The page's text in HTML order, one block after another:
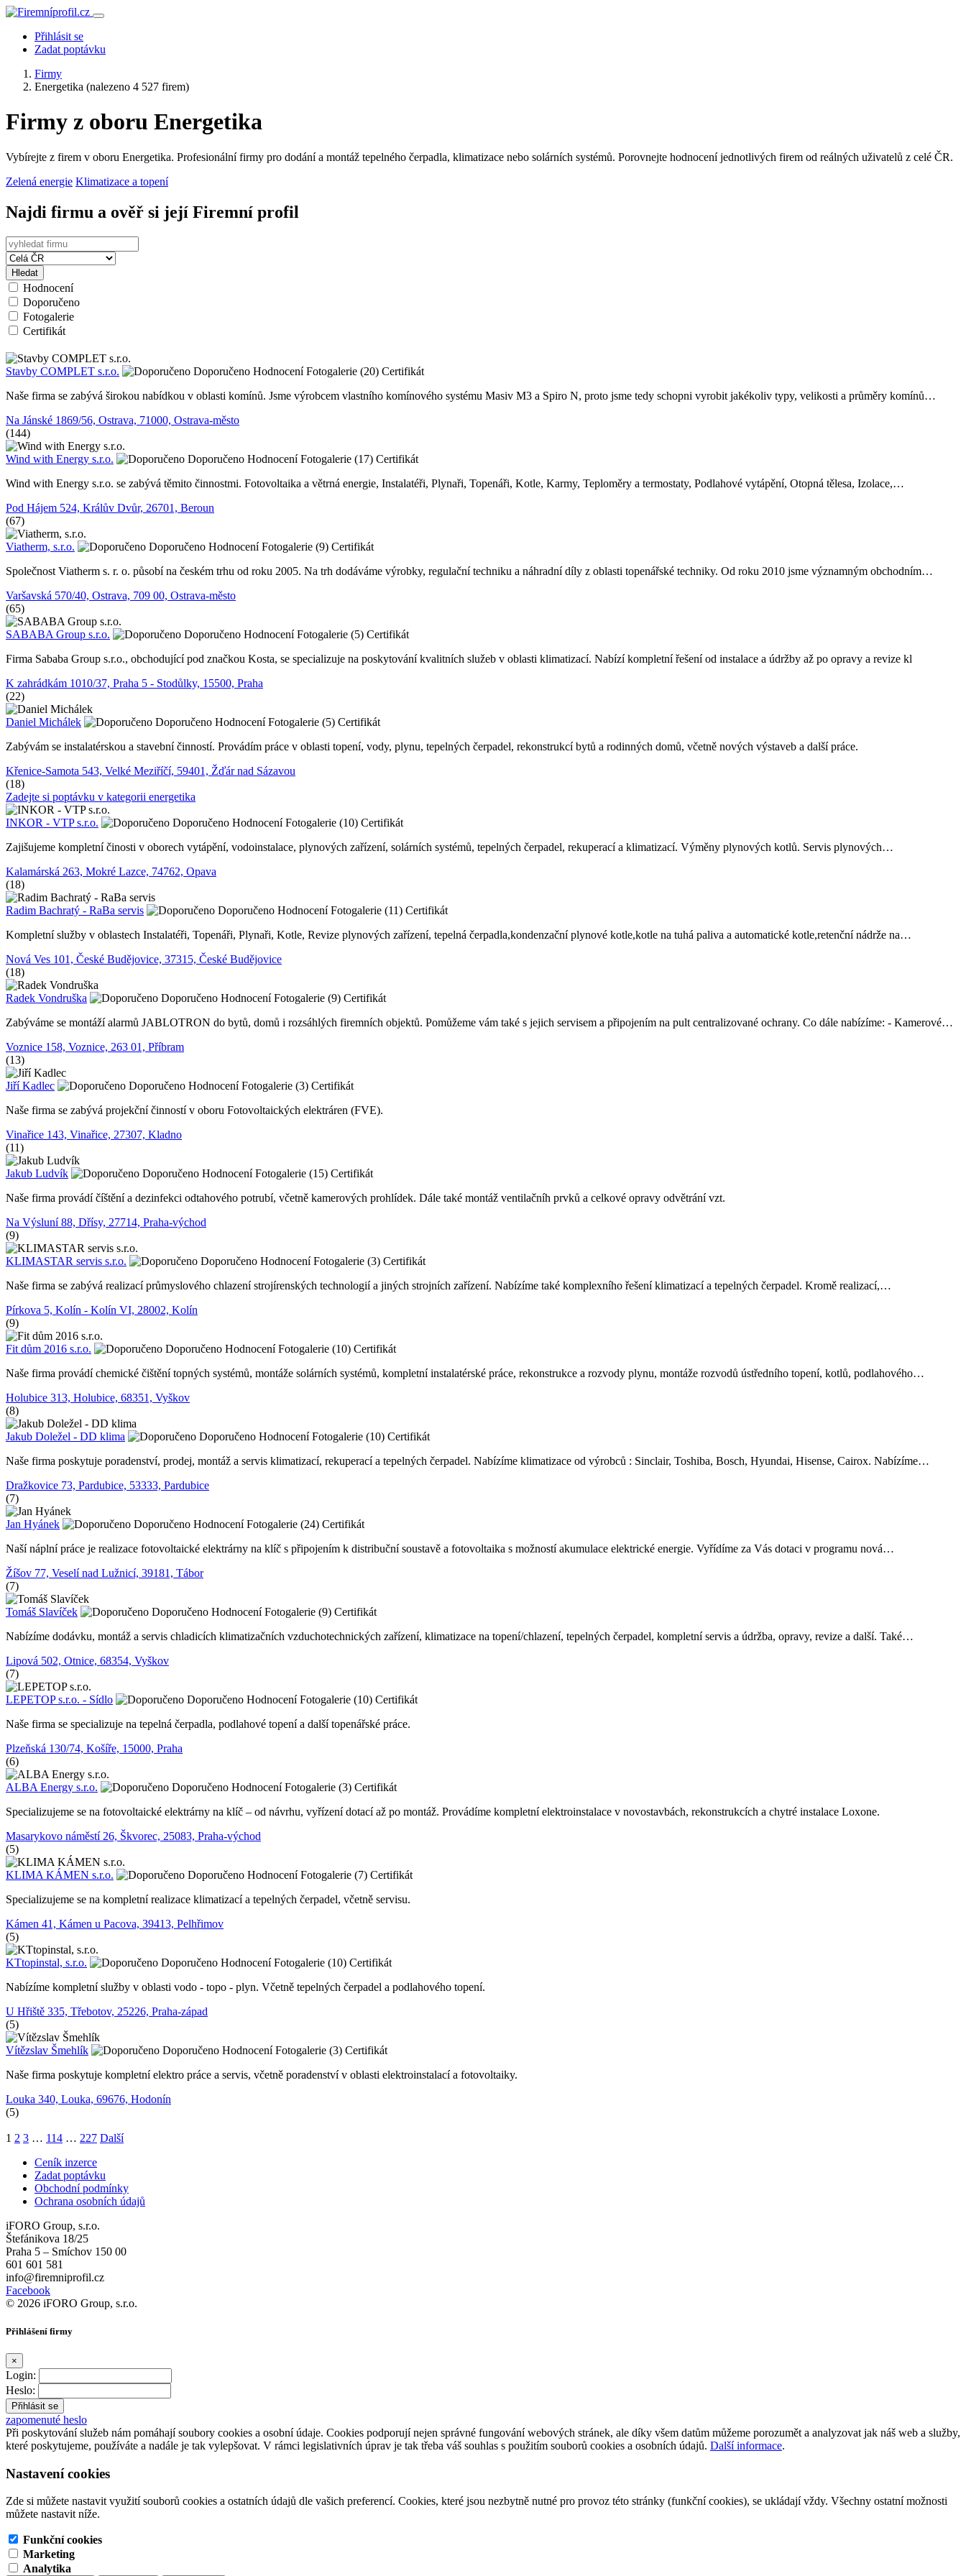
Přihlásit se
Zadat poptávku
Firmy
Energetika (nalezeno 4 527 firem)
Firmy z oboru Energetika
Vybírejte z firem v oboru Energetika. Profesionální firmy pro dodání a montáž tepelného čerpadla, klimatizace nebo solárních systémů. Porovnejte hodnocení jednotlivých firem od reálných uživatelů z celé ČR.
Zelená energie Klimatizace a topení
Najdi firmu a ověř si její Firemní profil
Hledat
Hodnocení
Doporučeno
Fotogalerie
Certifikát
Stavby COMPLET s.r.o. Doporučeno Hodnocení Fotogalerie (20) Certifikát
Naše firma se zabývá širokou nabídkou v oblasti komínů. Jsme výrobcem vlastního komínového systému Masiv M3 a Spiro N, proto jsme tedy schopni vyrobit jakékoliv typy, velikosti a průměry komínů…
Na Jánské 1869/56, Ostrava, 71000, Ostrava-město
(144)
Wind with Energy s.r.o. Doporučeno Hodnocení Fotogalerie (17) Certifikát
Wind with Energy s.r.o. se zabývá těmito činnostmi. Fotovoltaika a větrná energie, Instalatéři, Plynaři, Topenáři, Kotle, Karmy, Teploměry a termostaty, Podlahové vytápění, Otopná tělesa, Izolace,…
Pod Hájem 524, Králův Dvůr, 26701, Beroun
(67)
Viatherm, s.r.o. Doporučeno Hodnocení Fotogalerie (9) Certifikát
Společnost Viatherm s. r. o. působí na českém trhu od roku 2005. Na trh dodáváme výrobky, regulační techniku a náhradní díly z oblasti topenářské techniky. Od roku 2010 jsme významným obchodním…
Varšavská 570/40, Ostrava, 709 00, Ostrava-město
(65)
SABABA Group s.r.o. Doporučeno Hodnocení Fotogalerie (5) Certifikát
Firma Sababa Group s.r.o., obchodující pod značkou Kosta, se specializuje na poskytování kvalitních služeb v oblasti klimatizací. Nabízí kompletní řešení od instalace a údržby až po opravy a revize kl
K zahrádkám 1010/37, Praha 5 - Stodůlky, 15500, Praha
(22)
Daniel Michálek Doporučeno Hodnocení Fotogalerie (5) Certifikát
Zabývám se instalatérskou a stavební činností. Provádím práce v oblasti topení, vody, plynu, tepelných čerpadel, rekonstrukcí bytů a rodinných domů, včetně nových výstaveb a další práce.
Křenice-Samota 543, Velké Meziříčí, 59401, Žďár nad Sázavou
(18)
Zadejte si poptávku v kategorii energetika
INKOR - VTP s.r.o. Doporučeno Hodnocení Fotogalerie (10) Certifikát
Zajišujeme kompletní činosti v oborech vytápění, vodoinstalace, plynových zařízení, solárních systémů, tepelných čerpadel, rekuperací a klimatizací. Výměny plynových kotlů. Servis plynových…
Kalamárská 263, Mokré Lazce, 74762, Opava
(18)
Radim Bachratý - RaBa servis Doporučeno Hodnocení Fotogalerie (11) Certifikát
Kompletní služby v oblastech Instalatéři, Topenáři, Plynaři, Kotle, Revize plynových zařízení, tepelná čerpadla,kondenzační plynové kotle,kotle na tuhá paliva a automatické kotle,retenční nádrže na…
Nová Ves 101, České Budějovice, 37315, České Budějovice
(18)
Radek Vondruška Doporučeno Hodnocení Fotogalerie (9) Certifikát
Zabýváme se montáží alarmů JABLOTRON do bytů, domů i rozsáhlých firemních objektů. Pomůžeme vám také s jejich servisem a připojením na pult centralizované ochrany. Co dále nabízíme: - Kamerové…
Voznice 158, Voznice, 263 01, Příbram
(13)
Jiří Kadlec Doporučeno Hodnocení Fotogalerie (3) Certifikát
Naše firma se zabývá projekční činností v oboru Fotovoltaických elektráren (FVE).
Vinařice 143, Vinařice, 27307, Kladno
(11)
Jakub Ludvík Doporučeno Hodnocení Fotogalerie (15) Certifikát
Naše firma provádí číštění a dezinfekci odtahového potrubí, včetně kamerových prohlídek. Dále také montáž ventilačníh prvků a celkové opravy odvětrání vzt.
Na Výsluní 88, Dřísy, 27714, Praha-východ
(9)
KLIMASTAR servis s.r.o. Doporučeno Hodnocení Fotogalerie (3) Certifikát
Naše firma se zabývá realizací průmyslového chlazení strojírenských technologií a jiných strojních zařízení. Nabízíme také komplexního řešení klimatizací a tepelných čerpadel. Kromě realizací,…
Pírkova 5, Kolín - Kolín VI, 28002, Kolín
(9)
Fit dům 2016 s.r.o. Doporučeno Hodnocení Fotogalerie (10) Certifikát
Naše firma provádí chemické čištění topných systémů, montáže solárních systémů, kompletní instalatérské práce, rekonstrukce a rozvody plynu, montáže rozvodů ústředního topení, kotlů, podlahového…
Holubice 313, Holubice, 68351, Vyškov
(8)
Jakub Doležel - DD klima Doporučeno Hodnocení Fotogalerie (10) Certifikát
Naše firma poskytuje poradenství, prodej, montáž a servis klimatizací, rekuperací a tepelných čerpadel. Nabízíme klimatizace od výrobců : Sinclair, Toshiba, Bosch, Hyundai, Hisense, Cairox. Nabízíme…
Dražkovice 73, Pardubice, 53333, Pardubice
(7)
Jan Hyánek Doporučeno Hodnocení Fotogalerie (24) Certifikát
Naší náplní práce je realizace fotovoltaické elektrárny na klíč s připojením k distribuční soustavě a fotovoltaika s možností akumulace elektrické energie. Vyřídíme za Vás dotaci v programu nová…
Žíšov 77, Veselí nad Lužnicí, 39181, Tábor
(7)
Tomáš Slavíček Doporučeno Hodnocení Fotogalerie (9) Certifikát
Nabízíme dodávku, montáž a servis chladicích klimatizačních vzduchotechnických zařízení, klimatizace na topení/chlazení, tepelných čerpadel, kompletní servis a údržba, opravy, revize a další. Také…
Lipová 502, Otnice, 68354, Vyškov
(7)
LEPETOP s.r.o. - Sídlo Doporučeno Hodnocení Fotogalerie (10) Certifikát
Naše firma se specializuje na tepelná čerpadla, podlahové topení a další topenářské práce.
Plzeňská 130/74, Košíře, 15000, Praha
(6)
ALBA Energy s.r.o. Doporučeno Hodnocení Fotogalerie (3) Certifikát
Specializujeme se na fotovoltaické elektrárny na klíč – od návrhu, vyřízení dotací až po montáž. Provádíme kompletní elektroinstalace v novostavbách, rekonstrukcích a chytré instalace Loxone.
Masarykovo náměstí 26, Škvorec, 25083, Praha-východ
(5)
KLIMA KÁMEN s.r.o. Doporučeno Hodnocení Fotogalerie (7) Certifikát
Specializujeme se na kompletní realizace klimatizací a tepelných čerpadel, včetně servisu.
Kámen 41, Kámen u Pacova, 39413, Pelhřimov
(5)
KTtopinstal, s.r.o. Doporučeno Hodnocení Fotogalerie (10) Certifikát
Nabízíme kompletní služby v oblasti vodo - topo - plyn. Včetně tepelných čerpadel a podlahového topení.
U Hřiště 335, Třebotov, 25226, Praha-západ
(5)
Vítězslav Šmehlík Doporučeno Hodnocení Fotogalerie (3) Certifikát
Naše firma poskytuje kompletní elektro práce a servis, včetně poradenství v oblasti elektroinstalací a fotovoltaiky.
Louka 340, Louka, 69676, Hodonín
(5)
1 2 3 … 114 … 227 Další
Ceník inzerce
Zadat poptávku
Obchodní podmínky
Ochrana osobních údajů
iFORO Group, s.r.o.
Štefánikova 18/25
Praha 5 – Smíchov 150 00
601 601 581
info@firemniprofil.cz
Facebook
© 2026 iFORO Group, s.r.o.
Přihlášení firmy
×
Login:
Heslo:
zapomenuté heslo
Při poskytování služeb nám pomáhají soubory cookies a osobní údaje. Cookies podporují nejen správné fungování webových stránek, ale díky všem datům můžeme porozumět a analyzovat jak náš web a služby,
které poskytujeme, používáte a nadále je tak vylepšovat. V rámci legislativních úprav je tak třeba váš souhlas s použitím souborů cookies a osobních údajů. Další informace.
Nastavení cookies
Zde si můžete nastavit využití souborů cookies a ostatních údajů dle vašich preferencí. Cookies, které jsou nezbytně nutné pro provoz této stránky (funkční cookies), se ukládají vždy. Všechny ostatní možnosti
můžete nastavit níže.
Funkční cookies
Marketing
Analytika